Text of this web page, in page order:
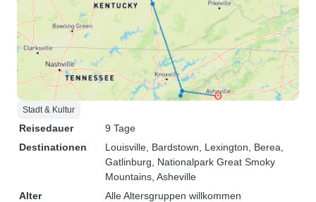
Stadt & Kultur
Reisedauer
9 Tage
Destinationen
Louisville , Bardstown , Lexington , Berea
Gatlinburg , Nationalpark Great Smoky
Mountains , Asheville
Alter
Alle Altersgruppen willkommen